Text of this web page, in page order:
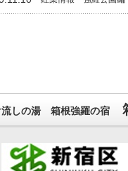
流しの湯 箱根強羅の宿